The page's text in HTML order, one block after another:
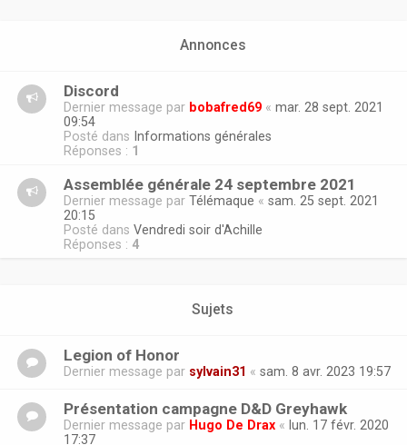
Annonces
Discord
Dernier message par bobafred69 « mar. 28 sept. 2021
09:54
Posté dans Informations générales
Réponses : 1
Assemblée générale 24 septembre 2021
Dernier message par Télémaque « sam. 25 sept. 2021
20:15
Posté dans Vendredi soir d'Achille
Réponses : 4
Sujets
Legion of Honor
Dernier message par sylvain31 « sam. 8 avr. 2023 19:57
Présentation campagne D&D Greyhawk
Dernier message par Hugo De Drax « lun. 17 févr. 2020
17:37